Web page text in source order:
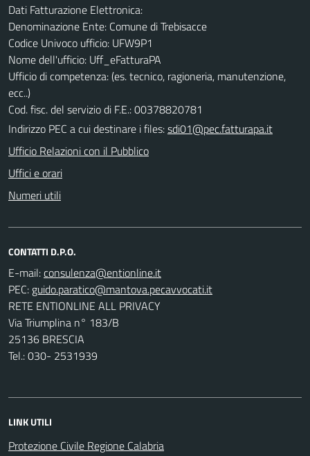
Dati Fatturazione Elettronica:
Denominazione Ente: Comune di Trebisacce
Codice Univoco ufficio: UFW9P1
Nome dell'ufficio: Uff_eFatturaPA
Ufficio di competenza: (es. tecnico, ragioneria, manutenzione,
ecc..)
Cod. fisc. del servizio di F.E.: 00378820781
Indirizzo PEC a cui destinare i files:sdi01@pec.fatturapa.it
Ufficio Relazioni con il Pubblico
Uffici e orari
Numeri utili
CONTATTI D.P.O.
E-mail:
PEC:
RETE ENTIONLINE ALL PRIVACY
Via Triumplina n° 183/B
25136 BRESCIA
Tel.: 030- 2531939
LINK UTILI
Protezione Civile Regione Calabria